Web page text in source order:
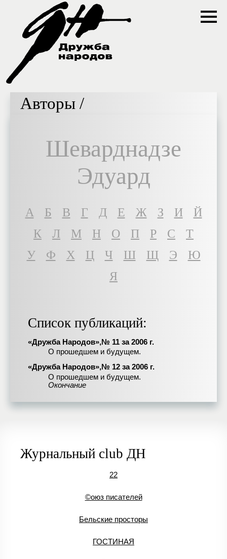
Авторы /
Шеварднадзе
Эдуард
A Б В Г Д Е Ж З И
Й
К
Л М Н О П Р С
Т
У
Ф Х Ц Ч Ш Щ Э
Ю
Я
Список публикаций:
«Дружба Народов»,№ 11 за 2006 г.
О прошедшем и будущем.
«Дружба Народов»,№ 12 за 2006 г.
О прошедшем и будущем.
Окончание
Журнальный club ДН
22
©оюз писателей
Бельские просторы
ГОСТИНАЯ